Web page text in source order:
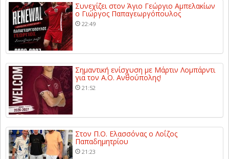
Συνεχίζει στον Άγιο Γεώργιο Αμπελακίων
ο Γιώργος Παπαγεωργόπουλος
22:49
Σημαντική ενίσχυση με Μάρτιν Λομπάρντι
για τον Α.Ο. Ανθούπολης!
21:52
Στον Π.Ο. Ελασσόνας ο Λοΐζος
Παπαδημητρίου
21:23